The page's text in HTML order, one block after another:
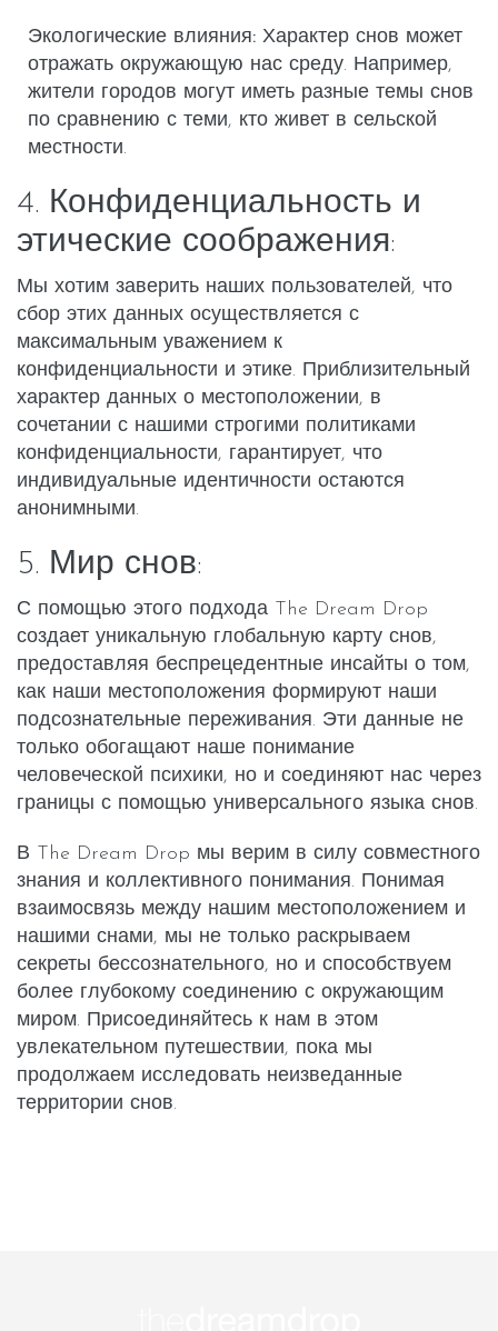
Экологические влияния: Характер снов может
отражать окружающую нас среду. Например,
жители городов могут иметь разные темы снов
по сравнению с теми, кто живет в сельской
местности.
4. Конфиденциальность и
этические соображения:
Мы хотим заверить наших пользователей, что
сбор этих данных осуществляется с
максимальным уважением к
конфиденциальности и этике. Приблизительный
характер данных о местоположении, в
сочетании с нашими строгими политиками
конфиденциальности, гарантирует, что
индивидуальные идентичности остаются
анонимными.
5. Мир снов:
С помощью этого подхода The Dream Drop
создает уникальную глобальную карту снов,
предоставляя беспрецедентные инсайты о том,
как наши местоположения формируют наши
подсознательные переживания. Эти данные не
только обогащают наше понимание
человеческой психики, но и соединяют нас через
границы с помощью универсального языка снов.
В The Dream Drop мы верим в силу совместного
знания и коллективного понимания. Понимая
взаимосвязь между нашим местоположением и
нашими снами, мы не только раскрываем
секреты бессознательного, но и способствуем
более глубокому соединению с окружающим
миром. Присоединяйтесь к нам в этом
увлекательном путешествии, пока мы
продолжаем исследовать неизведанные
территории снов.